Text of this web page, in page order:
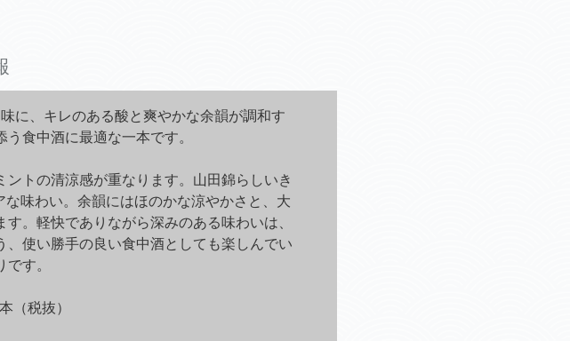
に、キレのある酸と爽やかな余韻が調和す
食中酒に最適な一本です。
トの清涼感が重なります。山田錦らしいき
味わい。余韻にはほのかな涼やかさと、大
。軽快でありながら深みのある味わいは、
使い勝手の良い食中酒としても楽しんでい
す。
（税抜）